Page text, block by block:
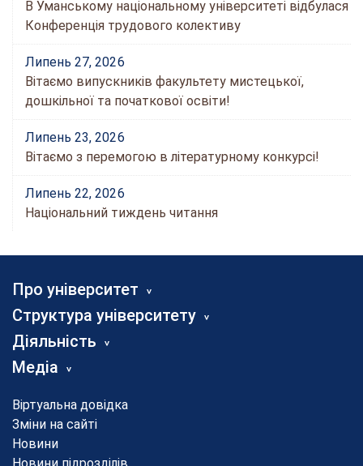
В Уманському національному університеті відбулася
Конференція трудового колективу
Липень 27, 2026
Вітаємо випускників факультету мистецької,
дошкільної та початкової освіти!
Липень 23, 2026
Вітаємо з перемогою в літературному конкурсі!
Липень 22, 2026
Національний тиждень читання
Про університет
Структура університету
Діяльність
Медіа
Віртуальна довідка
Зміни на сайті
Новини